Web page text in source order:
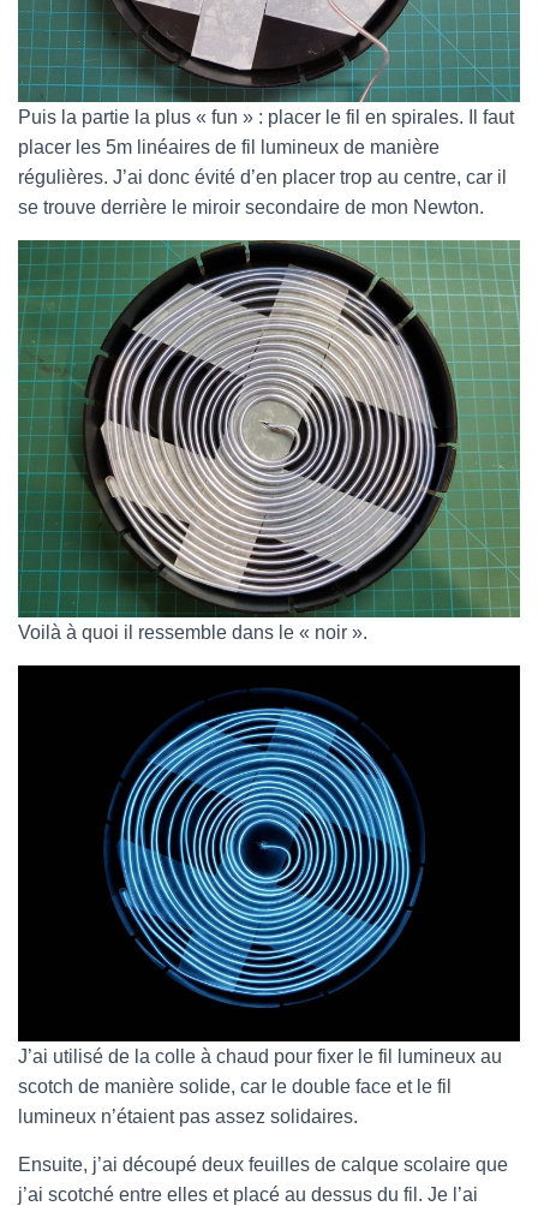
Puis la partie la plus « fun » : placer le fil en spirales. Il faut
placer les 5m linéaires de fil lumineux de manière
régulières. J’ai donc évité d’en placer trop au centre, car il
se trouve derrière le miroir secondaire de mon Newton.
Voilà à quoi il ressemble dans le « noir ».
J’ai utilisé de la colle à chaud pour fixer le fil lumineux au
scotch de manière solide, car le double face et le fil
lumineux n’étaient pas assez solidaires.
Ensuite, j’ai découpé deux feuilles de calque scolaire que
j’ai scotché entre elles et placé au dessus du fil. Je l’ai